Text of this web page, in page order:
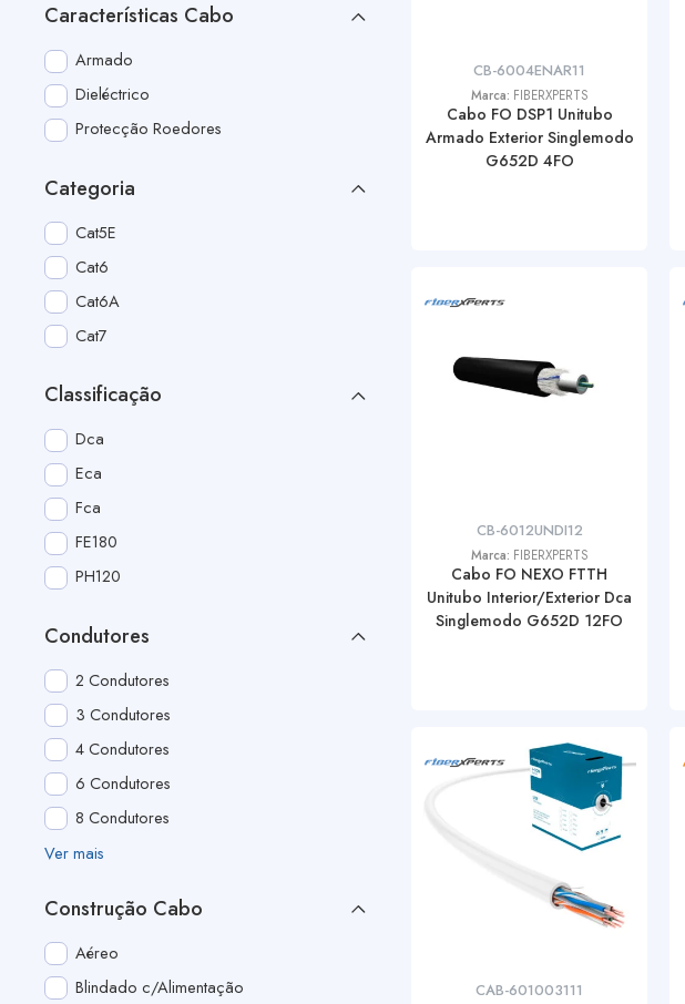
CB-6004ENAR11
Marca: FIBERXPERTS
Cabo FO DSP1 Unitubo
Armado Exterior Singlemodo
G652D 4FO
CB-6012UNDI12
Marca: FIBERXPERTS
Cabo FO NEXO FTTH
Unitubo Interior/Exterior Dca
Singlemodo G652D 12FO
CAB-601003111
Características Cabo
Armado
Dieléctrico
Protecção Roedores
Categoria
Cat5E
Cat6
Cat6A
Cat7
Classificação
Dca
Eca
Fca
FE180
PH120
Condutores
2 Condutores
3 Condutores
4 Condutores
6 Condutores
8 Condutores
Ver mais
Construção Cabo
Aéreo
Blindado c/Alimentação